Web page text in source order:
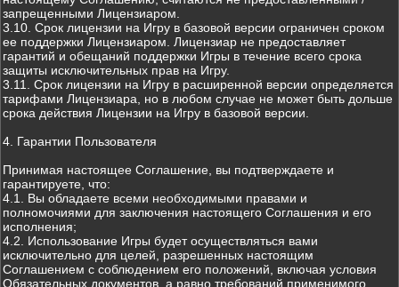
запрещенными Лицензиаром.
3.10. Срок лицензии на Игру в базовой версии ограничен сроком
ее поддержки Лицензиаром. Лицензиар не предоставляет
гарантий и обещаний поддержки Игры в течение всего срока
защиты исключительных прав на Игру.
3.11. Срок лицензии на Игру в расширенной версии определяется
тарифами Лицензиара, но в любом случае не может быть дольше
срока действия Лицензии на Игру в базовой версии.
4. Гарантии Пользователя
Принимая настоящее Соглашение, вы подтверждаете и
гарантируете, что:
4.1. Вы обладаете всеми необходимыми правами и
полномочиями для заключения настоящего Соглашения и его
исполнения;
4.2. Использование Игры будет осуществляться вами
исключительно для целей, разрешенных настоящим
Соглашением с соблюдением его положений, включая условия
Обязательных документов, а равно требований применимого